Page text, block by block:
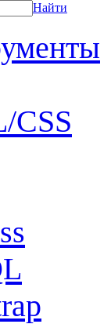
Найти
CSS